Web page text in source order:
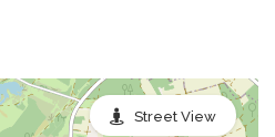
Street View